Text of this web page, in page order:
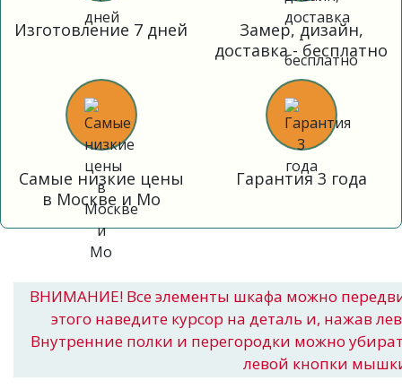
Изготовление 7 дней
Замер, дизайн,
доставка - бесплатно
Самые низкие цены
в Москве и Мо
Гарантия 3 года
ВНИМАНИЕ! Все элементы шкафа можно
этого наведите курсор на деталь и, нажав
Внутренние полки и перегородки можно
левой кнопки